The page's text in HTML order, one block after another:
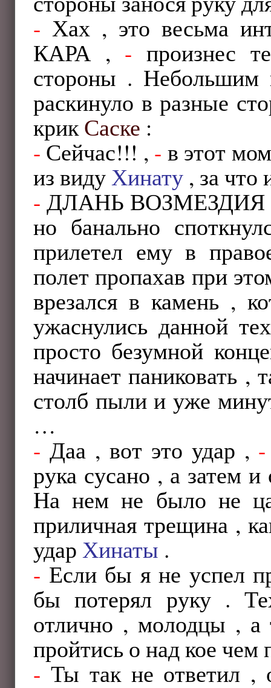
- Хах , это весьма
КАРА , - произнес
стороны . Небольшим
раскинуло в разные
крикСаске :
- Сейчас!!! , - в этот
из видуХинату , за что
- ДЛАНЬ
но банально
прилетел ему в
полет пропахав при
врезался в камень ,
ужаснулись данной
просто безумной
начинает паниковать ,
столб пыли и уже
…
- Даа , вот это удар , -
рука сусано , а затем
На нем не было не
приличная трещина ,
ударХинаты .
- Если бы я не успел
бы потерял руку .
отлично , молодцы ,
пройтись о над кое чем
- Ты так не ответил ,